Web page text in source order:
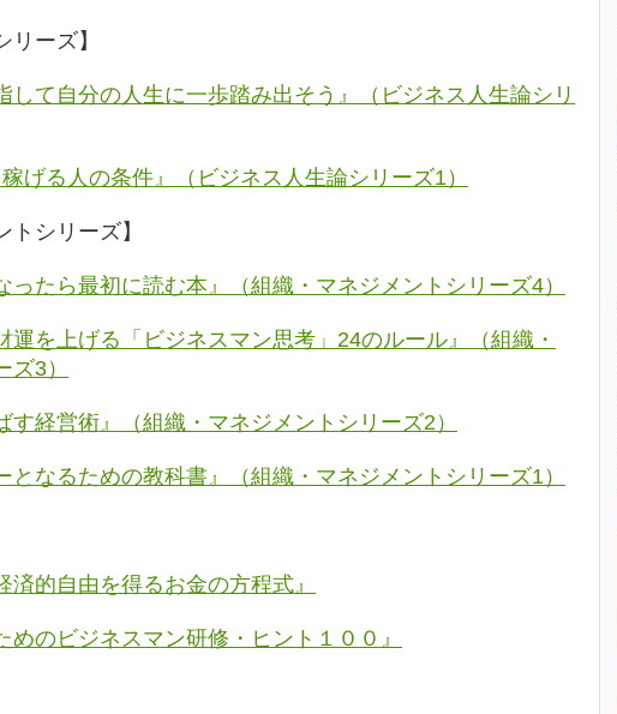
リーズ】
して自分の人生に一歩踏み出そう』（ビジネス人生論シリ
げる人の条件』（ビジネス人生論シリーズ1）
トシリーズ】
ったら最初に読む本』（組織・マネジメントシリーズ4）
運を上げる「ビジネスマン思考」24のルール』（組織・
3）
す経営術』（組織・マネジメントシリーズ2）
となるための教科書』（組織・マネジメントシリーズ1）
済的自由を得るお金の方程式』
めのビジネスマン研修・ヒント１００』